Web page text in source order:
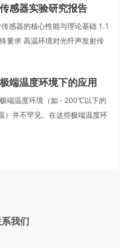
感器实验研究报告
感器的核心性能与理论基础 1.1
要求 高温环境对光纤声发射传
端温度环境下的应用
端温度环境（如 - 200℃以下的
并不罕见。在这些极端温度环
我们